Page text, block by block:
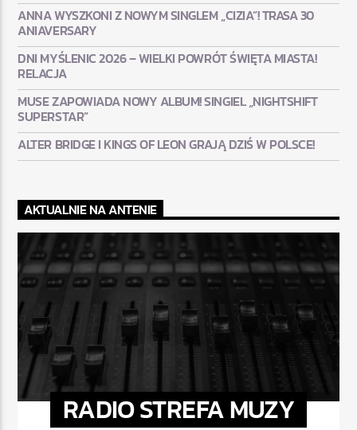
ANNA WYSZKONI Z NOWYM SINGLEM „CIZIA”! TRASA 30
ANIAVERSARY
DNI MYŚLENIC 2026 – WIELKI POWRÓT ŚWIĘTA MIASTA!
RELACJA
MUSE ZAPOWIADA NOWY ALBUM! SINGIEL „NIGHTSHIFT
SUPERSTAR”
ALTER BRIDGE I KINGS OF LEON GRAJĄ DZIŚ W POLSCE!
AKTUALNIE NA ANTENIE
RADIO STREFA MUZY